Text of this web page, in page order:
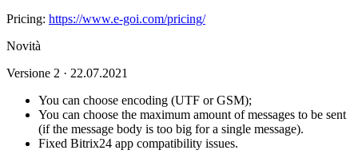
Pricing: https://www.e-goi.com/pricing/
Novità
Versione 2 · 22.07.2021
You can choose encoding (UTF or GSM);
You can choose the maximum amount of messages to be sent
(if the message body is too big for a single message).
Fixed Bitrix24 app compatibility issues.